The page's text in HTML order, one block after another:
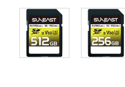
カードご利用の方にはご迷惑をお
お願い申し上げます。
2017年05月12日